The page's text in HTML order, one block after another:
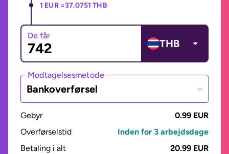
1 EUR =37.0751 THB
De får
THB
Modtagelsesmetode
Bankoverførsel
Gebyr
0.99 EUR
Overførselstid
Inden for 3 arbejdsdage
Betaling i alt
20.99 EUR